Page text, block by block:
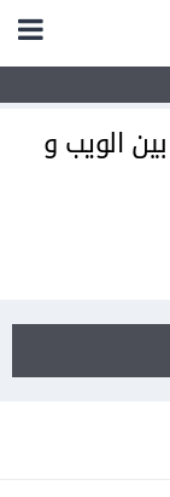
الويب و